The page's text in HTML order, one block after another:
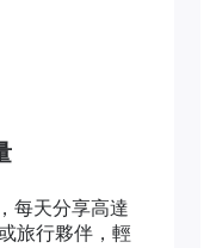
每天分享高達
旅行夥伴，輕